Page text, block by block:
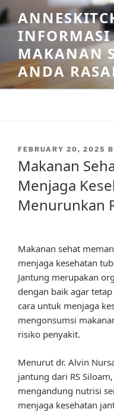
Skip
to
contentINFORMASI
MAKANAN
ANDA
POSTED
FEBRUARY 20, 2025
Makanan
Menjaga
Menurunkan
Makanan sehat
menjaga kesehatan
Jantung merupakan
dengan baik agar
cara untuk menjaga
mengonsumsi
risiko penyakit.
Menurut dr. Alvin
jantung dari RS
mengandung nutrisi
menjaga kesehatan